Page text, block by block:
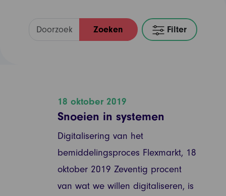
Zoeken Filter
18 oktober 2019
Snoeien in systemen
Digitalisering van het
bemiddelingsproces Flexmarkt, 18
oktober 2019 Zeventig procent
van wat we willen digitaliseren, is